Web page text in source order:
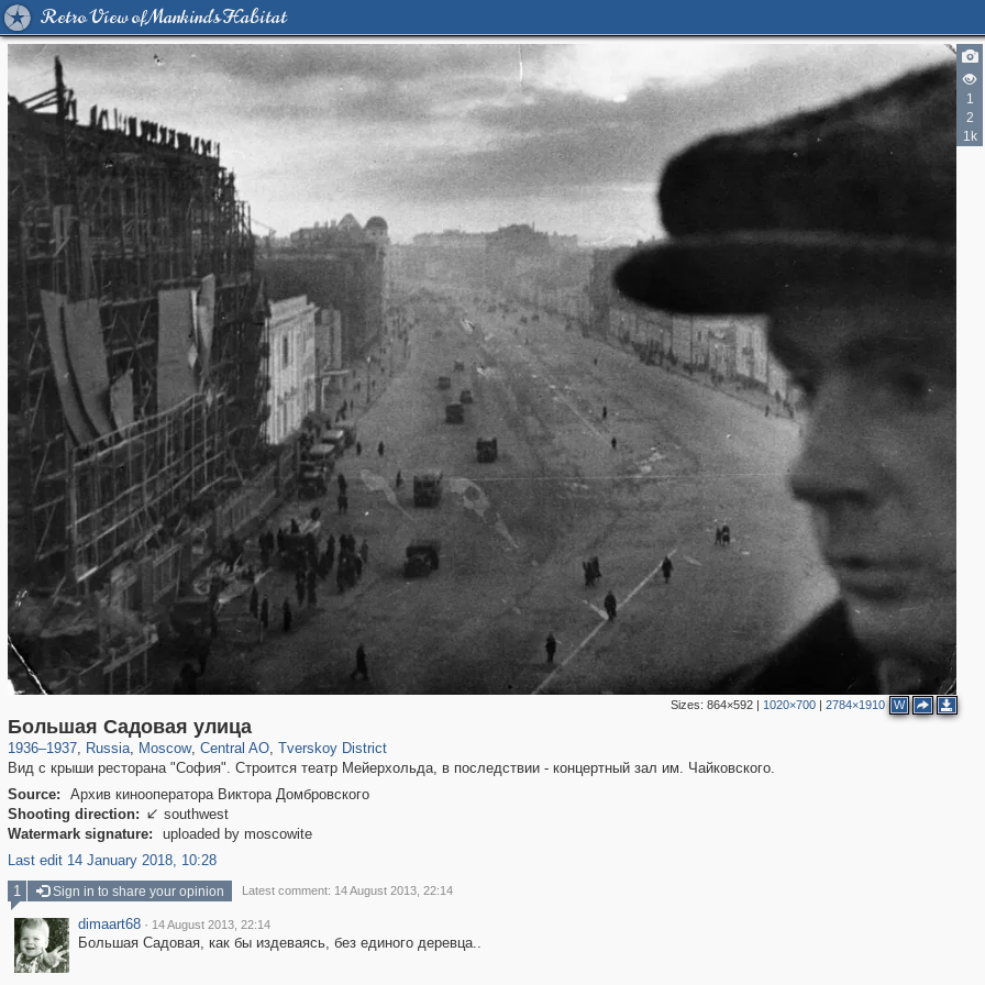
Retro View of Mankind's Habitat
1
2
1k
Sizes: 864×592| 1020×700| 2784×1910 W
Большая Садовая улица
1936–1937, Russia
1,406,590 29,243
, Moscow
319,809 8,286
, Central AO
159,990 5,916
, Tverskoy District
53,045
Вид с крыши ресторана "София". Строится театр Мейерхольда, в последствии - концертный зал им. Чайковского.
Source:
Архив кинооператора Виктора Домбровского
Shooting direction:  southwest
Watermark signature:
uploaded by moscowite
Last edit 14 January 2018, 10:28
2
14
5
1 Sign in to share your opinion Latest comment: 14 August 2013, 22:14
dimaart68 · 14 August 2013, 22:14
Большая Садовая, как бы издеваясь, без единого деревца..